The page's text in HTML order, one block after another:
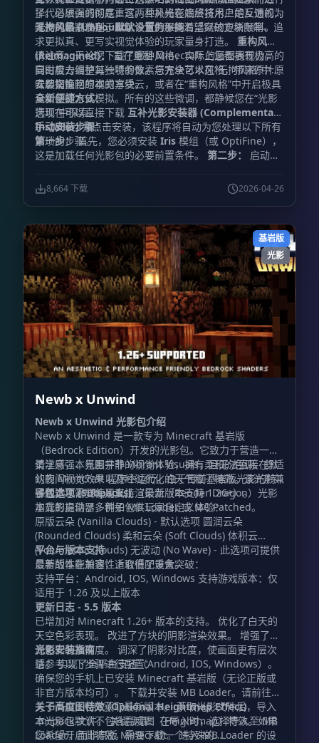
了代码层面的彻底重写。互补光影始终将用户的反馈视为
开发的最高准则，直至今日仍保持着活跃的更新频率。
择。必须强调的是，这两种风格在底层技术上是互通的，
唯一的区别仅在于默认设置的不同：
无拘风格 (Unbound)：专为那些渴望突破方块限制、追
求更拟真、更写实视觉体验的玩家量身打造。 重构风格
(Reimagined)：旨在重塑 Minecraft 的画面表现力，
同时极力维护其独特的像素与方块艺术风格，带来原汁原
味却又惊艳的视觉享受。
请注意，无论您下载了哪种风格，实际上您都拥有极高的
自由度去调整每一项参数。您完全可以在“无拘风格”中将
云层切换回原本的方块云，或者在“重构风格”中开启极具
真实感的水体模拟。所有的这些微调，都静候您在“光影
选项”中探索。
安装指南
全新便捷方式：
您现在可以直接下载 互补光影安装器 (Complementary
Installer)并点击安装，该程序将自动为您处理以下所有
繁琐的步骤。
手动安装步骤：
第一步：首先，您必须安装 Iris 模组（或 OptiFine），
这是加载任何光影包的必要前置条件。 第二步：
启动游
单。第三步：
点击菜单中的“光影包文件夹”按钮，系统
将自动打开对应的文件夹窗口。
下载互补光影
提示：请勿解压该压缩文件，直接放入即可）。第五
步：返回游戏窗口，在光影包列表中选中
“Complementary”即可启用。（如果列表中未显示，请
尝试刷新菜单）。
8,664 下载 2026-04-26
基岩版
光影
Newb x Unwind
Newb x Unwind 光影包介绍
Newb x Unwind 是一款专为 Minecraft 基岩版
（Bedrock Edition）开发的光影包。它致力于营造一种
美学感强、氛围宁静的视觉体验，拥有柔和的色调、舒适
的夜间视觉效果以及经过优化的天气粒子特效。该光影兼
容版本 1.21.21 及以上（最新版本支持 1.26+）。
请注意，本光影并非 Vibrant Visuals，且无法直接在默
认的 Minecraft 程序中运行。由于目前基岩版光影的特
殊性，您需要使用支持渲染龙（Render Dragon）光影
加载的启动器，例如 MB Loader 或 MC Patched。
子包选项 (Subpacks)
本光影提供了多种子包供玩家自定义体验：
原版云朵 (Vanilla Clouds) - 默认选项 圆润云朵
(Rounded Clouds) 柔和云朵 (Soft Clouds) 体积云
(Volumetric Clouds) 无波动 (No Wave) - 此选项可提供
显著的性能加速，适合低配设备。
平台与版本支持
最新版本在兼容性上取得了重大突破：
支持平台：Android, IOS, Windows 支持游戏版本：仅
适用于 1.26 及以上版本
更新日志 - 5.5 版本
已增加对 Minecraft 1.26+ 版本的支持。 优化了白天的
天空色彩表现。 改进了方块的阴影渲染效果。 增强了光
源色彩的准确度。 调深了阴影对比度，使画面更有层次
感。 实现了全平台支持（Android, IOS, Windows）。
光影安装指南
请参考以下步骤进行配置：
确保您的手机上已安装 Minecraft 基岩版（无论正版或
非官方版本均可）。 下载并安装 MB Loader。请前往官
方 GitHub 仓库获取最新版本。 获取光影文件后，导入
.mcpack 文件。 关键步骤：在导入时，选择导入至 MB
Loader，而非原版 Minecraft。 进入 MB Loader 的设
关于高度图特效 (Optional Heightmap Effect)
本光影包默认不包含高度图（Heightmap）特效。如果
您希望开启此特效，需要下载一个特殊的